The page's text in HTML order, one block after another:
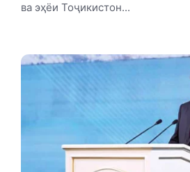
ва эҳёи Тоҷикистон...